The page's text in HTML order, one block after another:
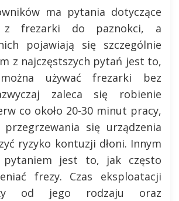
ma pytania dotyczące
z frezarki do paznokci, a
pojawiają się szczególnie
z najczęstszych pytań jest to,
używać frezarki bez
zaleca się robienie
co około 20-30 minut pracy,
się urządzenia
ryzyko kontuzji dłoni. Innym
pytaniem jest to, jak często
frezy. Czas eksploatacji
od jego rodzaju oraz